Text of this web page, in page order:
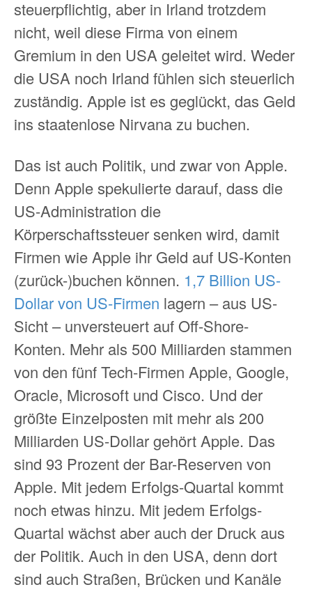
steuerpflichtig, aber in Irland trotzdem
nicht, weil diese Firma von einem
Gremium in den USA geleitet wird. Weder
die USA noch Irland fühlen sich steuerlich
zuständig. Apple ist es geglückt, das Geld
ins staatenlose Nirvana zu buchen.
Das ist auch Politik, und zwar von Apple.
Denn Apple spekulierte darauf, dass die
US-Administration die
Körperschaftssteuer senken wird, damit
Firmen wie Apple ihr Geld auf US-Konten
(zurück-)buchen können. 1,7 Billion US-
Dollar von US-Firmen lagern – aus US-
Sicht – unversteuert auf Off-Shore-
Konten. Mehr als 500 Milliarden stammen
von den fünf Tech-Firmen Apple, Google,
Oracle, Microsoft und Cisco. Und der
größte Einzelposten mit mehr als 200
Milliarden US-Dollar gehört Apple. Das
sind 93 Prozent der Bar-Reserven von
Apple. Mit jedem Erfolgs-Quartal kommt
noch etwas hinzu. Mit jedem Erfolgs-
Quartal wächst aber auch der Druck aus
der Politik. Auch in den USA, denn dort
sind auch Straßen, Brücken und Kanäle